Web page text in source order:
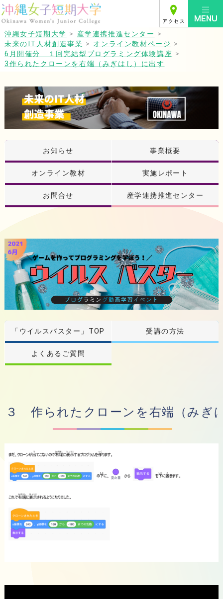
アクセス
沖縄女子短期大学 > 産学連携推進センター >
未来のIT人材創造事業 > オンライン教材ページ >
6月開催分 １回完結型プログラミング体験講座 >
3作られたクローンを右端（みぎはし）に出す
お知らせ 事業概要
オンライン教材 実施レポート
お問合せ 産学連携推進センター
「ウイルスバスター」TOP 受講の方法
よくあるご質問
３ 作られたクローンを右端（みぎ